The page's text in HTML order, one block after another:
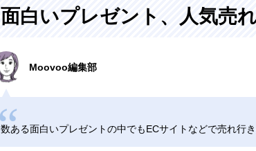
面白いプレゼント、人気売
Moovoo編集部
数ある面白いプレゼントの中でもECサイトなどで売れ行